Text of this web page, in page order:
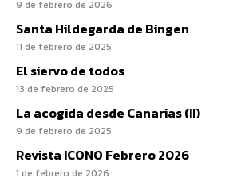
9 de febrero de 2026
Santa Hildegarda de Bingen
11 de febrero de 2025
El siervo de todos
13 de febrero de 2025
La acogida desde Canarias (II)
9 de febrero de 2025
Revista ICONO Febrero 2026
1 de febrero de 2026